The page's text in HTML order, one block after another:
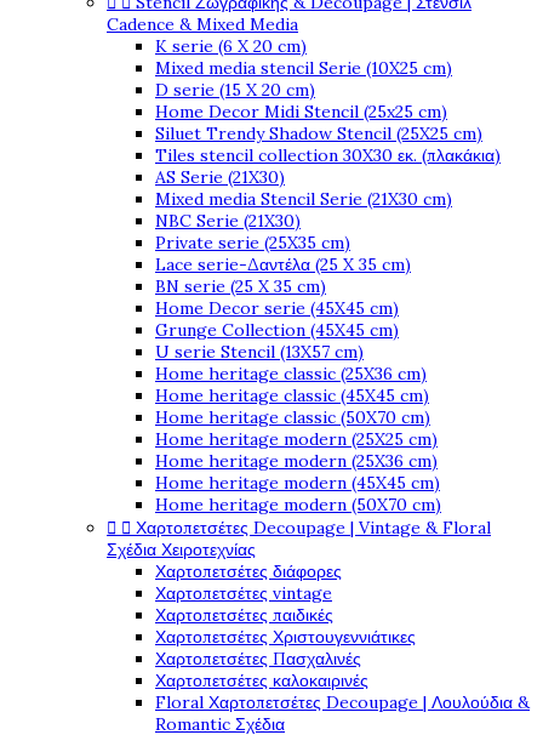
Cadence & Mixed Media
K serie (6 X 20 cm)
Mixed media stencil Serie (10X25 cm)
D serie (15 X 20 cm)
Home Decor Midi Stencil (25x25 cm)
Siluet Trendy Shadow Stencil (25X25 cm)
Tiles stencil collection 30X30 εκ. (πλακάκια)
AS Serie (21X30)
Mixed media Stencil Serie (21X30 cm)
NBC Serie (21X30)
Private serie (25X35 cm)
Lace serie-Δαντέλα (25 X 35 cm)
BN serie (25 X 35 cm)
Home Decor serie (45X45 cm)
Grunge Collection (45X45 cm)
U serie Stencil (13X57 cm)
Home heritage classic (25X36 cm)
Home heritage classic (45X45 cm)
Home heritage classic (50X70 cm)
Home heritage modern (25X25 cm)
Home heritage modern (25X36 cm)
Home heritage modern (45X45 cm)
Home heritage modern (50X70 cm)
  Χαρτοπετσέτες Decoupage | Vintage & Floral
Σχέδια Χειροτεχνίας
Χαρτοπετσέτες διάφορες
Χαρτοπετσέτες vintage
Χαρτοπετσέτες παιδικές
Χαρτοπετσέτες Χριστουγεννιάτικες
Χαρτοπετσέτες Πασχαλινές
Χαρτοπετσέτες καλοκαιρινές
Floral Χαρτοπετσέτες Decoupage | Λουλούδια &
Romantic Σχέδια